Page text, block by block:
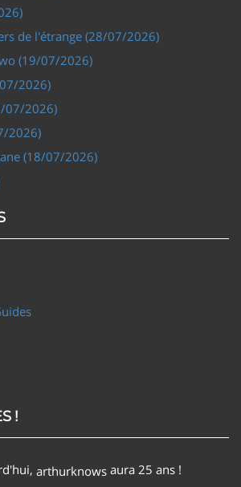
de l'étrange (28/07/2026)
(19/07/2026)
2026)
07/2026)
2026)
(18/07/2026)
!
arthurknows aura 25 ans !